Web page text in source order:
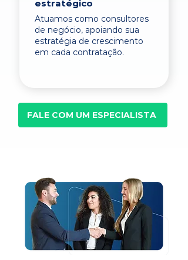
estratégico
Atuamos como consultores
de negócio, apoiando sua
estratégia de crescimento
em cada contratação.
FALE COM UM ESPECIALISTA